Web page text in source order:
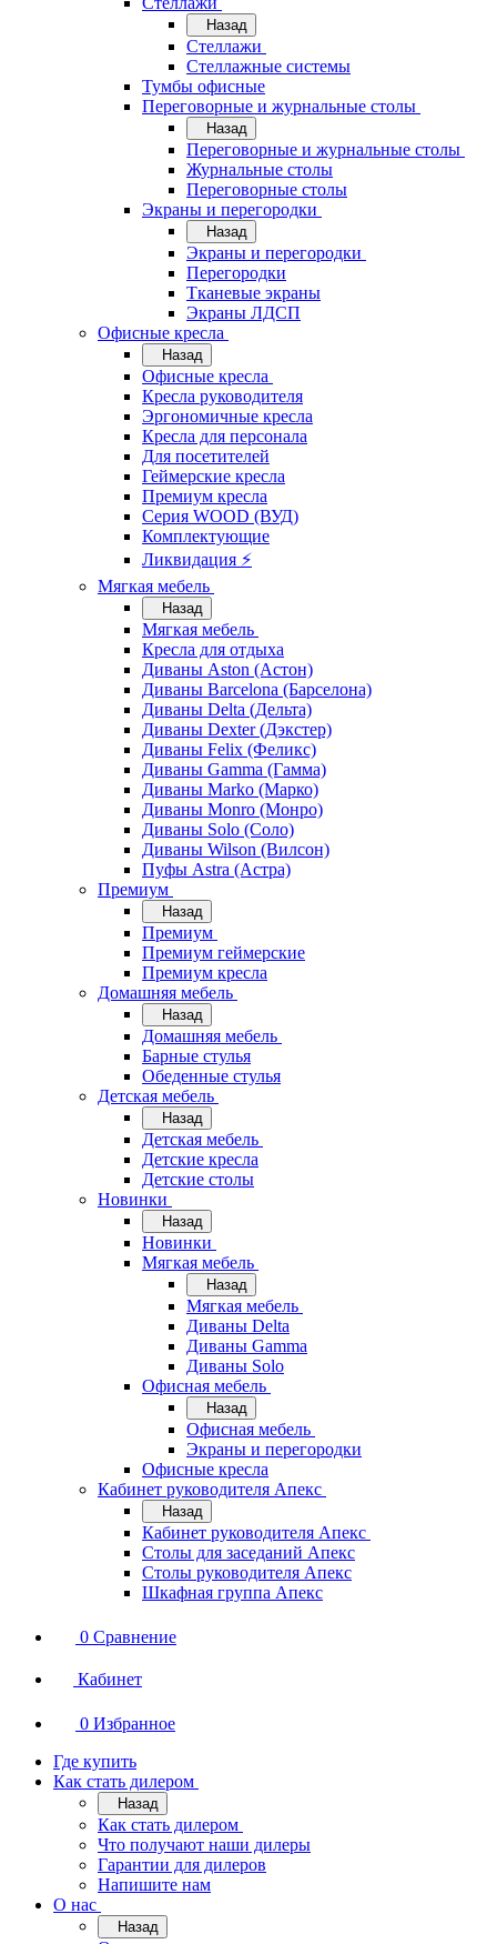
Назад
Стеллажи
Стеллажные системы
Тумбы офисные
Переговорные и журнальные столы
Назад
Переговорные и журнальные столы
Журнальные столы
Переговорные столы
Экраны и перегородки
Назад
Экраны и перегородки
Перегородки
Тканевые экраны
Экраны ЛДСП
Офисные кресла
Назад
Офисные кресла
Кресла руководителя
Эргономичные кресла
Кресла для персонала
Для посетителей
Геймерские кресла
Премиум кресла
Серия WOOD (ВУД)
Комплектующие
Ликвидация ⚡
Мягкая мебель
Назад
Мягкая мебель
Кресла для отдыха
Диваны Aston (Астон)
Диваны Barcelona (Барселона)
Диваны Delta (Дельта)
Диваны Dexter (Дэкстер)
Диваны Felix (Феликс)
Диваны Gamma (Гамма)
Диваны Marko (Марко)
Диваны Monro (Монро)
Диваны Solo (Соло)
Диваны Wilson (Вилсон)
Пуфы Astra (Астра)
Премиум
Назад
Премиум
Премиум геймерские
Премиум кресла
Домашняя мебель
Назад
Домашняя мебель
Барные стулья
Обеденные стулья
Детская мебель
Назад
Детская мебель
Детские кресла
Детские столы
Новинки
Назад
Новинки
Мягкая мебель
Назад
Мягкая мебель
Диваны Delta
Диваны Gamma
Диваны Solo
Офисная мебель
Назад
Офисная мебель
Экраны и перегородки
Офисные кресла
Кабинет руководителя Апекс
Назад
Кабинет руководителя Апекс
Столы для заседаний Апекс
Столы руководителя Апекс
Шкафная группа Апекс
0 Сравнение
Кабинет
0 Избранное
Где купить
Как стать дилером
Назад
Как стать дилером
Что получают наши дилеры
Гарантии для дилеров
Напишите нам
О нас
Назад